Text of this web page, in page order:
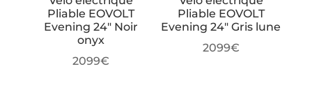
Pliable EOVOLT
Evening 24″ Noir
onyx
2099€
Pliable EOVOLT
Evening 24″ Gris lune
2099€